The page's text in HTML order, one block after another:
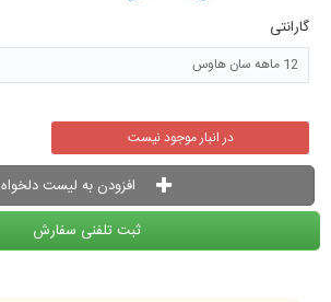
گارانتی
12 ماهه سان هاوس
در انبار موجود نیست
افزودن به لیست دلخواه
ثبت تلفنی سفارش